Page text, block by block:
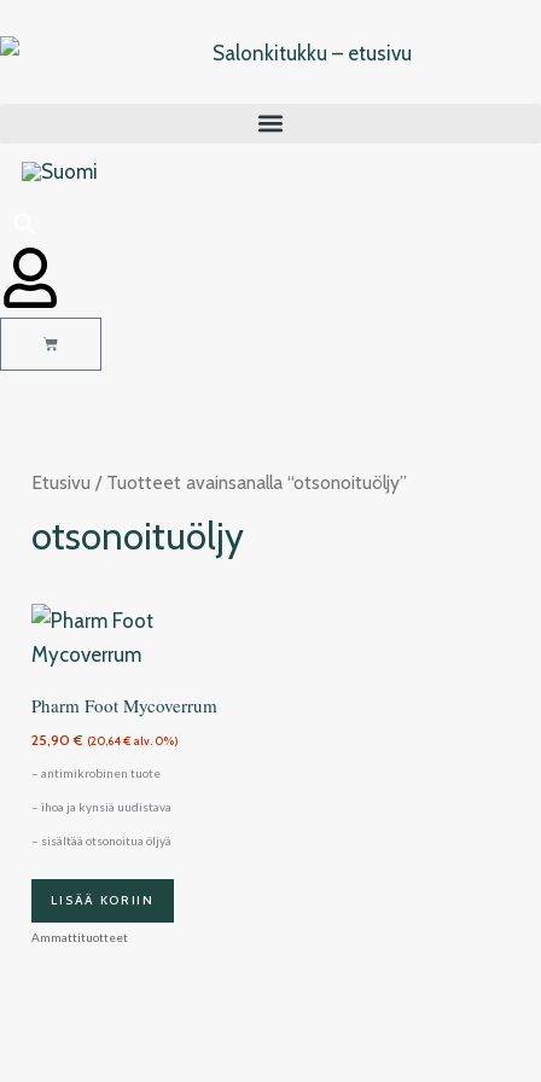
sisältöön
Cart
Etusivu / Tuotteet avainsanalla “otsonoituöljy”
otsonoituöljy
Pharm Foot Mycoverrum
25,90€ (20,64€ alv. 0%)
– antimikrobinen tuote
– ihoa ja kynsiä uudistava
– sisältää otsonoitua öljyä
LISÄÄ KORIIN
Ammattituotteet